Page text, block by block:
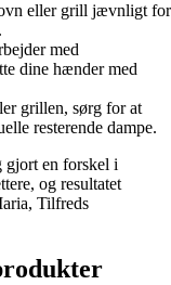
eller grill jævnligt for
med
dine hænder med
grillen, sørg for at
resterende dampe.
gjort en forskel i
og resultatet
Tilfreds